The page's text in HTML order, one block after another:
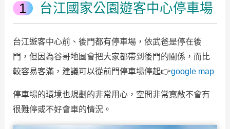
台江國家公園遊客中心停車場
台江遊客中心前、後門都有停車場，依武爸是停在後
門，但因為谷哥地圖會把大家都帶到後門的關係，而比
較容易客滿，建議可以從前門停車場停起👉google map
停車場的環境也規劃的非常用心，空間非常寬敞不會有
很難停或不好會車的情況。